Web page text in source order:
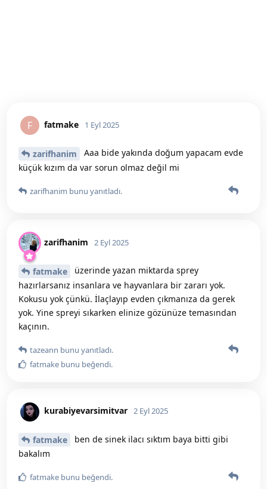
F fatmake 1 Eyl 2025
zarifhanim
Aaa bide yakında doğum yapacam evde
küçük kızım da var sorun olmaz değil mi
zarifhanim bunu yanıtladı.
zarifhanim 2 Eyl 2025
fatmake
üzerinde yazan miktarda sprey
hazırlarsanız insanlara ve hayvanlara bir zararı yok.
Kokusu yok çünkü. İlaçlayıp evden çıkmanıza da gerek
yok. Yine spreyi sıkarken elinize gözünüze temasından
kaçının.
tazeann bunu yanıtladı.
fatmake bunu beğendi.
kurabiyevarsimitvar 2 Eyl 2025
fatmake
ben de sinek ilacı sıktım baya bitti gibi
bakalım
fatmake bunu beğendi.